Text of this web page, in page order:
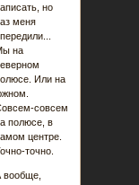
но
меня
на
Или на
совсем
полюсе, в
центре.
точно.
вообще,